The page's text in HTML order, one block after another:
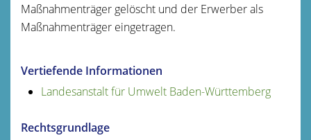
Maßnahmenträger gelöscht und der Erwerber als
Maßnahmenträger eingetragen.
Vertiefende Informationen
Landesanstalt für Umwelt Baden-Württemberg
Rechtsgrundlage